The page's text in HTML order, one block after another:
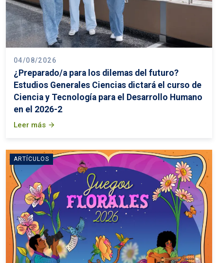
04/08/2026
¿Preparado/a para los dilemas del futuro?
Estudios Generales Ciencias dictará el curso de
Ciencia y Tecnología para el Desarrollo Humano
en el 2026-2
Leer más arrow_forward
ARTÍCULOS